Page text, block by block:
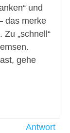
und
das merke
„schnell“
gehe
Antwort